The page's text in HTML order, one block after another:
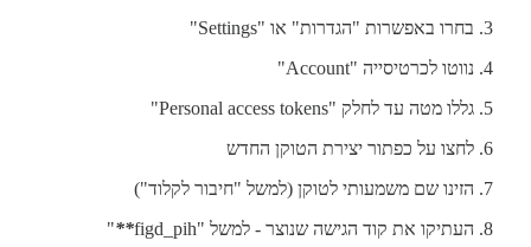
בחרו באפשרות "הגדרות" או "Settings"
נווטו לכרטיסייה "Account"
גללו מטה עד לחלק "Personal access tokens"
לחצו על כפתור יצירת הטוקן החדש
הזינו שם משמעותי לטוקן (למשל "חיבור לקלוד")
העתיקו את קוד הגישה שנוצר - למשל "figd_pih
**
"